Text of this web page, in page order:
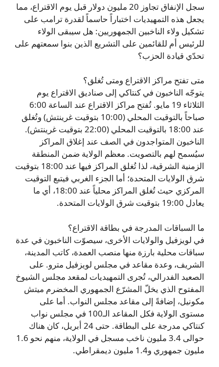
سجل الإنفاق تجاوز 20 مليون دولار قبل يوم الاقتراع، مما
يجعل هذه التمهيديات اختباراً حاسماً لقدرة ترامب على
تشكيل ولاء الناخبين الجمهوريين: هل سيبقى الولاء
للرئيس أم للقائمين على التشريع الذين بنوا سمعتهم على
تحدّي قيادة الحزب؟
متى تفتح مراكز الاقتراع ومتى تُغلق؟
يتوجّه الناخبون في كنتاكي إلى صناديق الاقتراع يوم
الثلاثاء 19 مايو. تُفتح مراكز الاقتراع عند الساعة 6:00
صباحاً بالتوقيت المحلي (10:00 بتوقيت غرينتش) وتُغلق
عند 18:00 بالتوقيت المحلي (22:00 بتوقيت غرينتش).
الناخبون المتواجدون في الصف عند إغلاق المراكز
سيُسمح لهم بالتصويت. معظم الولاية ضمن المنطقة
الزمنية الشرقية، لذا تُغلق المراكز فيها عند 18:00 بتوقيت
شرق الولايات المتحدة؛ أما الجزء الغربي فيتبع التوقيت
المركزي حيث تُغلق المراكز محلياً عند 18:00، أي ما
يعادل 19:00 بتوقيت شرق الولايات المتحدة.
ما السباقات المدرجة في بطاقة الاقتراع؟
في لويزفيل والولايات الأخرى، سيصوّت الناخبون في عدة
سباقات محلية بارزة منها منصب العمدة، كاتب المدينة،
الشريف، وعدة مقاعد في مجلس لويزفيل مترو. على
الصعيد الفدرالي، تُجرى التمهيديات لمقعد مجلس الشيوخ
المفتوح الذي يخلّ المشرّع الجمهوري المخضرم ميتش
مكونيل، إضافةً إلى مقاعد مجلس النواب. أما على
مستوى الولاية فكل المقاعد الـ100 في مجلس نواب
كنتاكي مدرجة على البطاقة. حتى 24 أبريل، كان هناك
حوالى 3.4 مليون ناخب مسجل في الولاية، منهم نحو 1.6
مليون جمهوري و1.4 مليون ديمقراطي.